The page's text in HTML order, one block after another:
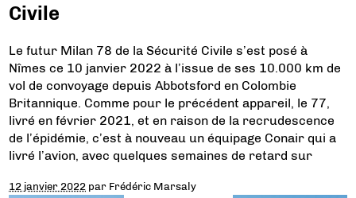
Civile
Le futur Milan 78 de la Sécurité Civile s’est posé à
Nîmes ce 10 janvier 2022 à l’issue de ses 10.000 km de
vol de convoyage depuis Abbotsford en Colombie
Britannique. Comme pour le précédent appareil, le 77,
livré en février 2021, et en raison de la recrudescence
de l’épidémie, c’est à nouveau un équipage Conair qui a
livré l’avion, avec quelques semaines de retard sur
12 janvier 2022 par Frédéric Marsaly